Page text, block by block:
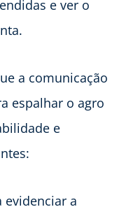
e ver o
a comunicação
espalhar o agro
e
evidenciar a